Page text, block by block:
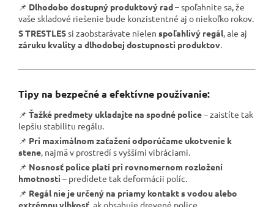
📌 Dlhodobo dostupný produktový rad– spoľahnite sa, že
vaše skladové riešenie bude konzistentné aj o niekoľko rokov.
S TRESTLESsi zaobstarávate nielen spoľahlivý regál , ale aj
záruku kvality a dlhodobej dostupnosti produktov
Tipy na bezpečné a efektívne používanie:
📌 Ťažké predmety ukladajte na spodné police– zaistíte tak
lepšiu stabilitu regálu.
📌 Pri maximálnom zaťažení odporúčame ukotvenie k
stene , najmä v prostredí s vyššími vibráciami.
📌 Nosnosť police platí pri rovnomernom rozložení
hmotnosti – predídete tak deformácii políc.
📌 Regál nie je určený na priamy kontakt s vodou alebo
extrémnu vlhkosť , ak obsahuje drevené police.